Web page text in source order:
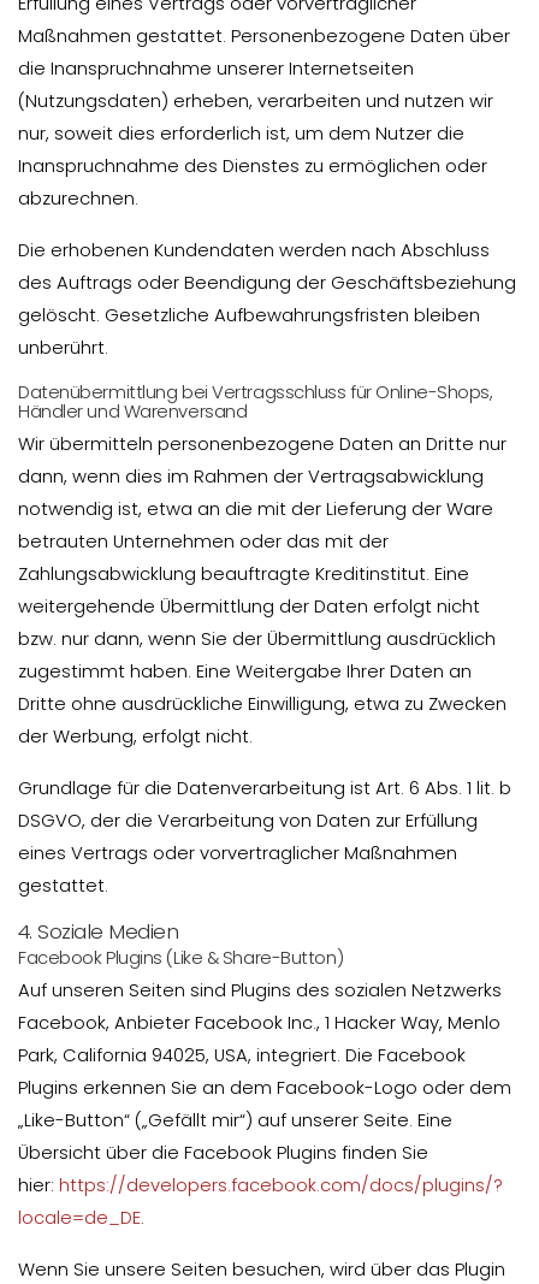
Maßnahmen gestattet. Personenbezogene Daten über
die Inanspruchnahme unserer Internetseiten
(Nutzungsdaten) erheben, verarbeiten und nutzen wir
nur, soweit dies erforderlich ist, um dem Nutzer die
Inanspruchnahme des Dienstes zu ermöglichen oder
abzurechnen.
Die erhobenen Kundendaten werden nach Abschluss
des Auftrags oder Beendigung der Geschäftsbeziehung
gelöscht. Gesetzliche Aufbewahrungsfristen bleiben
unberührt.
Datenübermittlung bei Vertragsschluss für Online-Shops,
Händler und Warenversand
Wir übermitteln personenbezogene Daten an Dritte nur
dann, wenn dies im Rahmen der Vertragsabwicklung
notwendig ist, etwa an die mit der Lieferung der Ware
betrauten Unternehmen oder das mit der
Zahlungsabwicklung beauftragte Kreditinstitut. Eine
weitergehende Übermittlung der Daten erfolgt nicht
bzw. nur dann, wenn Sie der Übermittlung ausdrücklich
zugestimmt haben. Eine Weitergabe Ihrer Daten an
Dritte ohne ausdrückliche Einwilligung, etwa zu Zwecken
der Werbung, erfolgt nicht.
Grundlage für die Datenverarbeitung ist Art. 6 Abs. 1 lit. b
DSGVO, der die Verarbeitung von Daten zur Erfüllung
eines Vertrags oder vorvertraglicher Maßnahmen
gestattet.
4. Soziale Medien
Facebook Plugins (Like & Share-Button)
Auf unseren Seiten sind Plugins des sozialen Netzwerks
Facebook, Anbieter Facebook Inc., 1 Hacker Way, Menlo
Park, California 94025, USA, integriert. Die Facebook
Plugins erkennen Sie an dem Facebook-Logo oder dem
„Like-Button“ („Gefällt mir“) auf unserer Seite. Eine
Übersicht über die Facebook Plugins finden Sie
hier: https://developers.facebook.com/docs/plugins/?
locale=de_DE.
Wenn Sie unsere Seiten besuchen, wird über das Plugin